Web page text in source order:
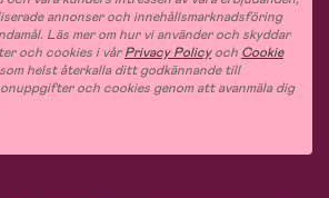
annonser och innehållsmarknadsföring
Läs mer om hur vi använder och skyddar
och cookies i vårPrivacy Policyoch Cookie
helst återkalla ditt godkännande till
och cookies genom att avanmäla dig